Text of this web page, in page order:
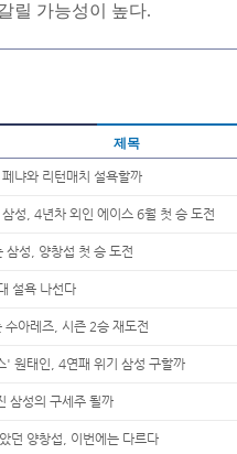
릴 가능성이 높다.
제목
냐와 리턴매치 설욕할까
삼성, 4년차 외인 에이스 6월 첫 승 도전
삼성, 양창섭 첫 승 도전
설욕 나선다
아레즈, 시즌 2승 재도전
' 원태인, 4연패 위기 삼성 구할까
삼성의 구세주 될까
던 양창섭, 이번에는 다르다